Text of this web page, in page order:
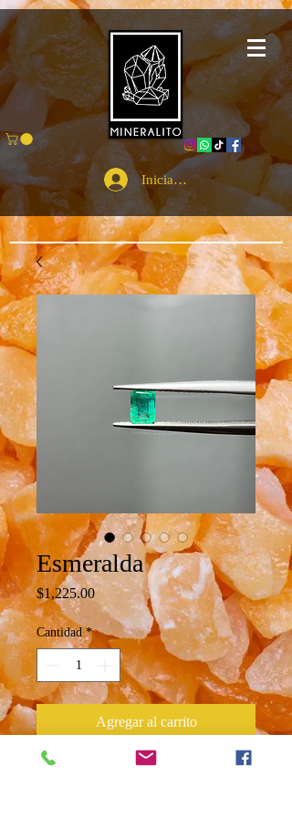
Iniciar sesión
Esmeralda
$1,225.00Precio
Cantidad *
Agregar al carrito